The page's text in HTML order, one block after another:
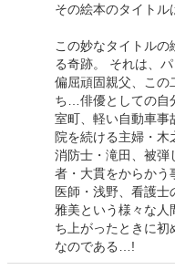
その絵本のタイトル
この妙なタイトルの
る奇跡。 それは、
偏屈頑固親父、この
ち…俳優としての自
室町、軽い自動車事
院を続ける主婦・木
消防士・滝田、被弾
者・大貫をからか
医師・浅野、看護士
雅美という様々な人
ち上がったときに初
なのである…!